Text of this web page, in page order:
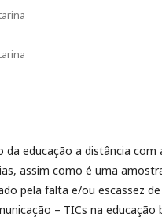
da educação a distância com
assim como é uma
pela falta e/ou escassez de
– TICs na educação